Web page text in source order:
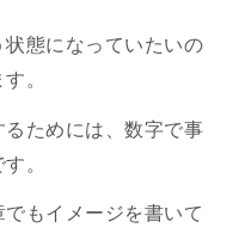
状態になっていたいの
。
るためには、数字で事
。
もイメージを書いて